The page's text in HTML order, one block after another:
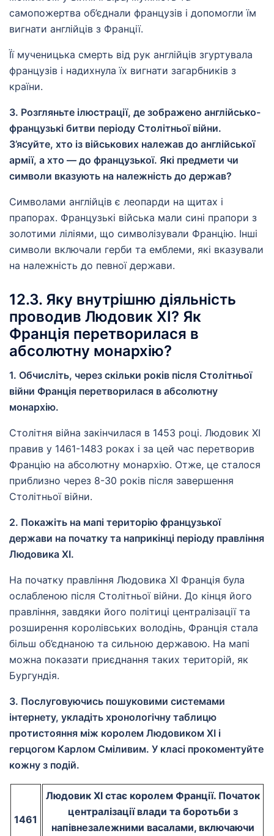
самопожертва об’єднали французів і допомогли їм
вигнати англійців з Франції.
Її мученицька смерть від рук англійців згуртувала
французів і надихнула їх вигнати загарбників з
країни.
3. Розгляньте ілюстрації, де зображено англійсько-
французькі битви періоду Столітньої війни.
З’ясуйте, хто із військових належав до англійської
армії, а хто — до французької. Які предмети чи
символи вказують на належність до держав?
Символами англійців є леопарди на щитах і
прапорах. Французькі війська мали сині прапори з
золотими ліліями, що символізували Францію. Інші
символи включали герби та емблеми, які вказували
на належність до певної держави.
12.3. Яку внутрішню діяльність
проводив Людовик ХІ? Як
Франція перетворилася в
абсолютну монархію?
1. Обчисліть, через скільки років після Столітньої
війни Франція перетворилася в абсолютну
монархію.
Столітня війна закінчилася в 1453 році. Людовик XI
правив у 1461-1483 роках і за цей час перетворив
Францію на абсолютну монархію. Отже, це сталося
приблизно через 8-30 років після завершення
Столітньої війни.
2. Покажіть на мапі територію французької
держави на початку та наприкінці періоду правління
Людовика ХІ.
На початку правління Людовика ХІ Франція була
ослабленою після Столітньої війни. До кінця його
правління, завдяки його політиці централізації та
розширення королівських володінь, Франція стала
більш об’єднаною та сильною державою. На мапі
можна показати приєднання таких територій, як
Бургундія.
3. Послуговуючись пошуковими системами
інтернету, укладіть хронологічну таблицю
протистояння між королем Людовиком ХІ і
герцогом Карлом Сміливим. У класі прокоментуйте
кожну з подій.
1461
Людовик XI стає королем Франції. Початок
централізації влади та боротьби з
напівнезалежними васалами, включаючи